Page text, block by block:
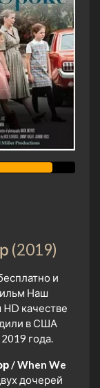
(2019)
и
Наш
качестве
в США
года.
/ When We
дочерей